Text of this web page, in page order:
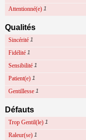
Attentionné(e) 1
Qualités
Sincérité 1
Fidélité 1
Sensibilité 1
Patient(e) 1
Gentillesse 1
Défauts
Trop Gentil(le) 1
Raleur(se) 1